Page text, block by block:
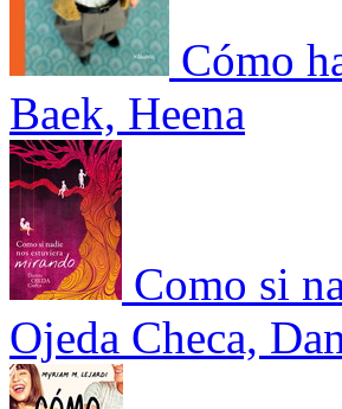
Cómo
Baek, Heena
Como si
Ojeda Checa,